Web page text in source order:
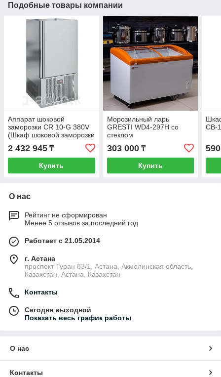
Подобные товары компании
Аппарат шоковой
заморозки CR 10-G 380V
(Шкаф шоковой заморозки
2 432 945 ₸
Купить
Морозильный ларь
GRESTI WD4-297H со
стеклом
303 000₸
Купить
СВ-
О нас
Рейтинг не сформирован
Менее 5 отзывов за последний год
Работает с 21.05.2014
г. Астана
проспект Туран 83/1, Астана, Акмолинская область,
Казахстан, Астана, Казахстан
Контакты
Сегодня выходной
Показать весь график работы
О нас
Контакты